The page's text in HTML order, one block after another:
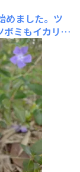
めました。ツ
ミもイカリソ